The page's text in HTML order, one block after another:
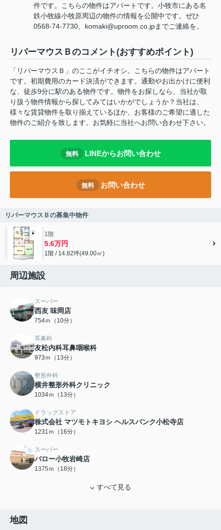
件です。こちらの物件はアパートです。小牧市にある名
鉄小牧線小牧原周辺の物件の情報を公開中です。ぜひ
0568-74-7730、komaki@uproom.co.jpまでご連絡を。
リバーマウスＢのコメント(おすすめポイント)
「リバーマウスＢ」のここがイチオシ。こちらの物件はアパート
です。初期費用のカード決済ができます。通勤やお出かけに便利
な、徒歩9分に駅のある物件です。物件をお探しなら、当社が取
り扱う物件情報から探してみてはいかがでしょうか？当社は、
様々な賃貸物件を取り揃えているほか、お客様のご希望に適した
物件のご紹介を致します。お気軽に当社へお問い合わせ下さい。
無料 LINEからお問い合わせ
無料 お問い合わせ
リバーマウスＢの募集中物件
1階
5.6万円
1階 / 14.82坪(49.00㎡)
周辺施設
スーパー
西友 味岡店
754ｍ（10分）
耳鼻科
友松内科耳鼻咽喉科
973ｍ（13分）
整形外科
横井整形外科クリニック
1034ｍ（13分）
ドラッグストア
株式会社 マツモトキヨシ ヘルスバンク小松寺店
1231ｍ（16分）
スーパー
バロー小牧岩崎店
1375ｍ（18分）
すべて見る
地図